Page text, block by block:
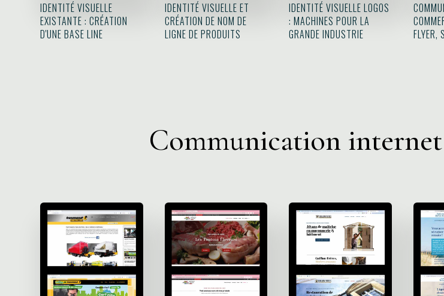
IDENTITÉ VISUELLE
EXISTANTE : CRÉATION
D'UNE BASE LINE
IDENTITÉ VISUELLE ET
CRÉATION DE NOM DE
LIGNE DE PRODUITS
IDENTITÉ VISUELLE LOGOS
: MACHINES POUR LA
GRANDE INDUSTRIE
FLYER,
Communication internet